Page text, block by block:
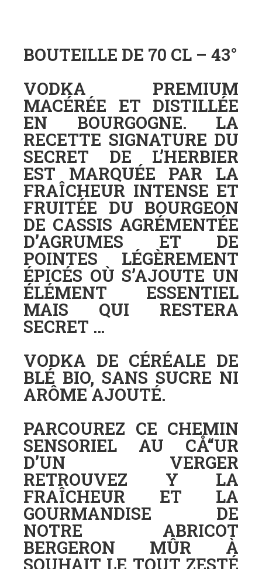
BOUTEILLE DE 70 CL – 43°
VODKA PREMIUM
MACÉRÉE ET DISTILLÉE
EN BOURGOGNE. LA
RECETTE SIGNATURE DU
SECRET DE L’HERBIER
EST MARQUÉE PAR LA
FRAÎCHEUR INTENSE ET
FRUITÉE DU BOURGEON
DE CASSIS AGRÉMENTÉE
D’AGRUMES ET DE
POINTES LÉGÈREMENT
ÉPICÉS OÙ S’AJOUTE UN
ÉLÉMENT ESSENTIEL
MAIS QUI RESTERA
SECRET …
VODKA DE CÉRÉALE DE
BLÉ BIO, SANS SUCRE NI
ARÔME AJOUTÉ.
PARCOUREZ CE CHEMIN
SENSORIEL AU CÅ“UR
D’UN VERGER
RETROUVEZ Y LA
FRAÎCHEUR ET LA
GOURMANDISE DE
NOTRE ABRICOT
BERGERON MÛR À
SOUHAIT LE TOUT ZESTÉ